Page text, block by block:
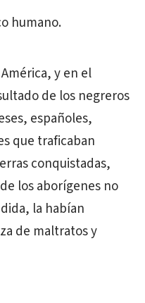
humano.
y en el
de los negreros
españoles,
que traficaban
conquistadas,
los aborígenes no
la habían
de maltratos y